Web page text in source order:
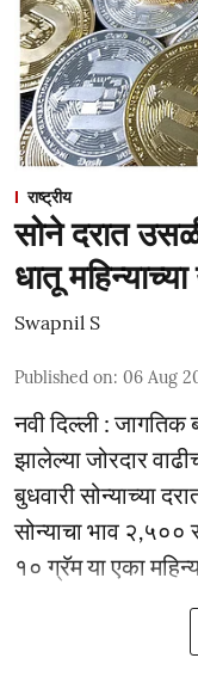
राष्ट्रीय
सोने दरात
धातू
Swapnil S
Published on: 06 Aug
नवी दिल्ली : जागतिक
झालेल्या जोरदार
बुधवारी सोन्याच्या
सोन्याचा भाव
१० ग्रॅम या एका